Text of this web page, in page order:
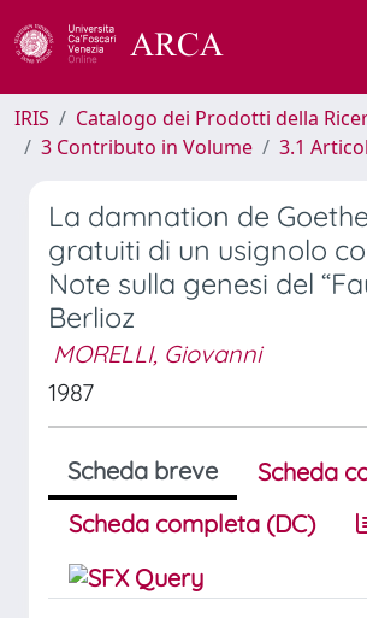
IRIS
Catalogo dei Prodotti della
3 Contributo in Volume
3.1
La damnation de
gratuiti di un usignolo
Note sulla genesi del
Berlioz
MORELLI, Giovanni
1987
Scheda breve
Scheda
Scheda completa (DC)